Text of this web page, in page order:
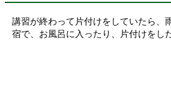
講習が終わって片付けをしていたら、
宿で、お風呂に入ったり、片付けをし